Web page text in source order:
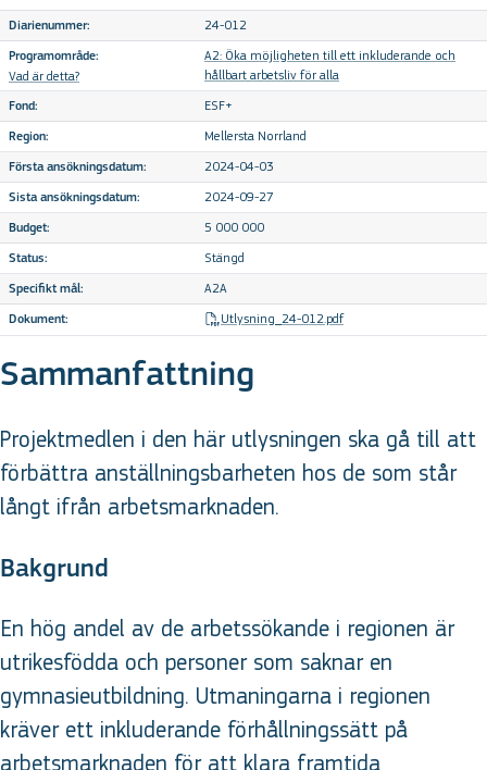
Diarienummer: 24-012
Programområde:
Vad är detta?
A2: Öka möjligheten till ett inkluderande och
hållbart arbetsliv för alla
Fond: ESF+
Region: Mellersta Norrland
Första ansökningsdatum: 2024-04-03
Sista ansökningsdatum: 2024-09-27
Budget: 5 000 000
Status: Stängd
Specifikt mål: A2A
Dokument: Utlysning_24-012.pdf
Sammanfattning
Projektmedlen i den här utlysningen ska gå till att
förbättra anställningsbarheten hos de som står
långt ifrån arbetsmarknaden.
Bakgrund
En hög andel av de arbetssökande i regionen är
utrikesfödda och personer som saknar en
gymnasieutbildning. Utmaningarna i regionen
kräver ett inkluderande förhållningssätt på
arbetsmarknaden för att klara framtida